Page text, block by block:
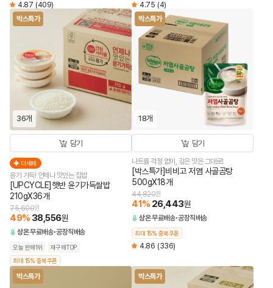
4.87 (409) 4.75 (4)
박스특가
36개
담기
더세페
윤기 가득! 언제나 맛있는 집밥
[UPCYCLE]햇반 윤기가득쌀밥
210gX36개
75,600원
49% 38,556원
상온무료배송 공장직배송
오늘 판매1위
재구매TOP
최대 15% 중복쿠폰
박스특가
18개
담기
나트륨 걱정 없이, 깊은 맛은 그대로!
[박스특가]비비고 저염 사골곰탕
500gX18개
44,820원
41% 26,443원
상온무료배송 공장직배송
최대 15% 중복쿠폰
4.86 (336)
박스특가 박스특가